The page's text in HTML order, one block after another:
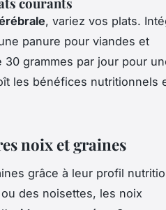
, variez vos plats.
panure pour viandes et
grammes par jour pour
les bénéfices nutritionnels
noix et graines
grâce à leur profil
des noisettes, les noix